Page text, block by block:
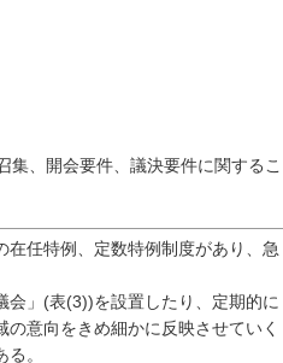
、開会要件、議決要件に関するこ
在任特例、定数特例制度があり、急
会」(表(3))を設置したり、定期的に
意向をきめ細かに反映させていく
。